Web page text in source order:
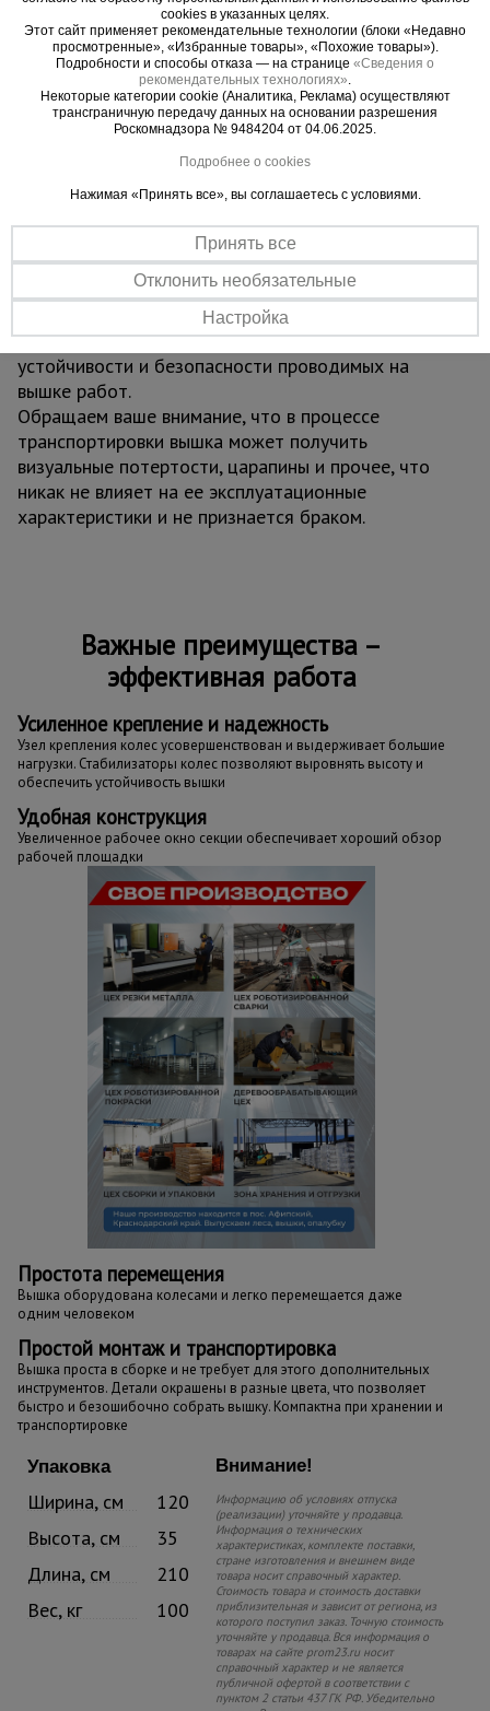
Данную модель вышки можно доращивать по
высоте дополнительными секциями (не входят в
стоимость) до 7 метров. Секции вышки снабжены
диагональными металлическими стяжками. Они
обеспечивают дополнительную устойчивость при
резких порывах ветра. Настил изготовлен из
фанеры толщиной 10 мм и имеет люк для
безопасного и удобного перемещения во время
работать вдвоем: вышка выдерживает вес до
700 кг.
при высоте вышки более 5 метров
рекомендуем использовать комплект
стабилизаторов для обеспечения лучшей
устойчивости и безопасности проводимых на
вышке работ.
Обращаем ваше внимание, что в процессе
транспортировки вышка может получить
визуальные потертости, царапины и прочее, что
никак не влияет на ее эксплуатационные
характеристики и не признается браком.
Важные преимущества –
эффективная работа
Усиленное крепление и надежность
Узел крепления колес усовершенствован и выдерживает большие
нагрузки. Стабилизаторы колес позволяют выровнять высоту и
обеспечить устойчивость вышки
Удобная конструкция
Увеличенное рабочее окно секции обеспечивает хороший обзор
рабочей площадки
Простота перемещения
Вышка оборудована колесами и легко перемещается даже
одним человеком
Простой монтаж и транспортировка
Вышка проста в сборке и не требует для этого дополнительных
инструментов. Детали окрашены в разные цвета, что позволяет
быстро и безошибочно собрать вышку. Компактна при хранении и
транспортировке
Упаковка
Ширина, см
120
Высота, см
35
Длина, см
210
Вес, кг
100
Внимание!
Информацию об условиях отпуска
(реализации) уточняйте у продавца.
Информация о технических
характеристиках, комплекте поставки,
стране изготовления и внешнем виде
товара носит справочный характер.
Стоимость товара и стоимость доставки
приблизительная и зависит от региона, из
которого поступил заказ. Точную стоимость
уточняйте у продавца. Вся информация о
товарах на сайте prom23.ru носит
справочный характер и не является
публичной офертой в соответствии с
пунктом 2 статьи 437 ГК РФ. Убедительно
cookies в указанных целях.
Этот сайт применяет рекомендательные технологии (блоки «Недавно
просмотренные», «Избранные товары», «Похожие товары»).
Подробности и способы отказа — на странице «Сведения о
рекомендательных технологиях»
Некоторые категории cookie (Аналитика, Реклама) осуществляют
трансграничную передачу данных на основании разрешения
Роскомнадзора № 9484204 от 04.06.2025.
Подробнее о cookies
Нажимая «Принять все», вы соглашаетесь с условиями.
Принять все
Отклонить необязательные
Настройка